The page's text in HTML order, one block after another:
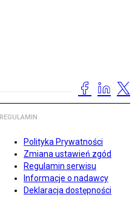
REGULAMIN
Polityka Prywatności
Zmiana ustawień zgód
Regulamin serwisu
Informacje o nadawcy
Deklaracja dostępności